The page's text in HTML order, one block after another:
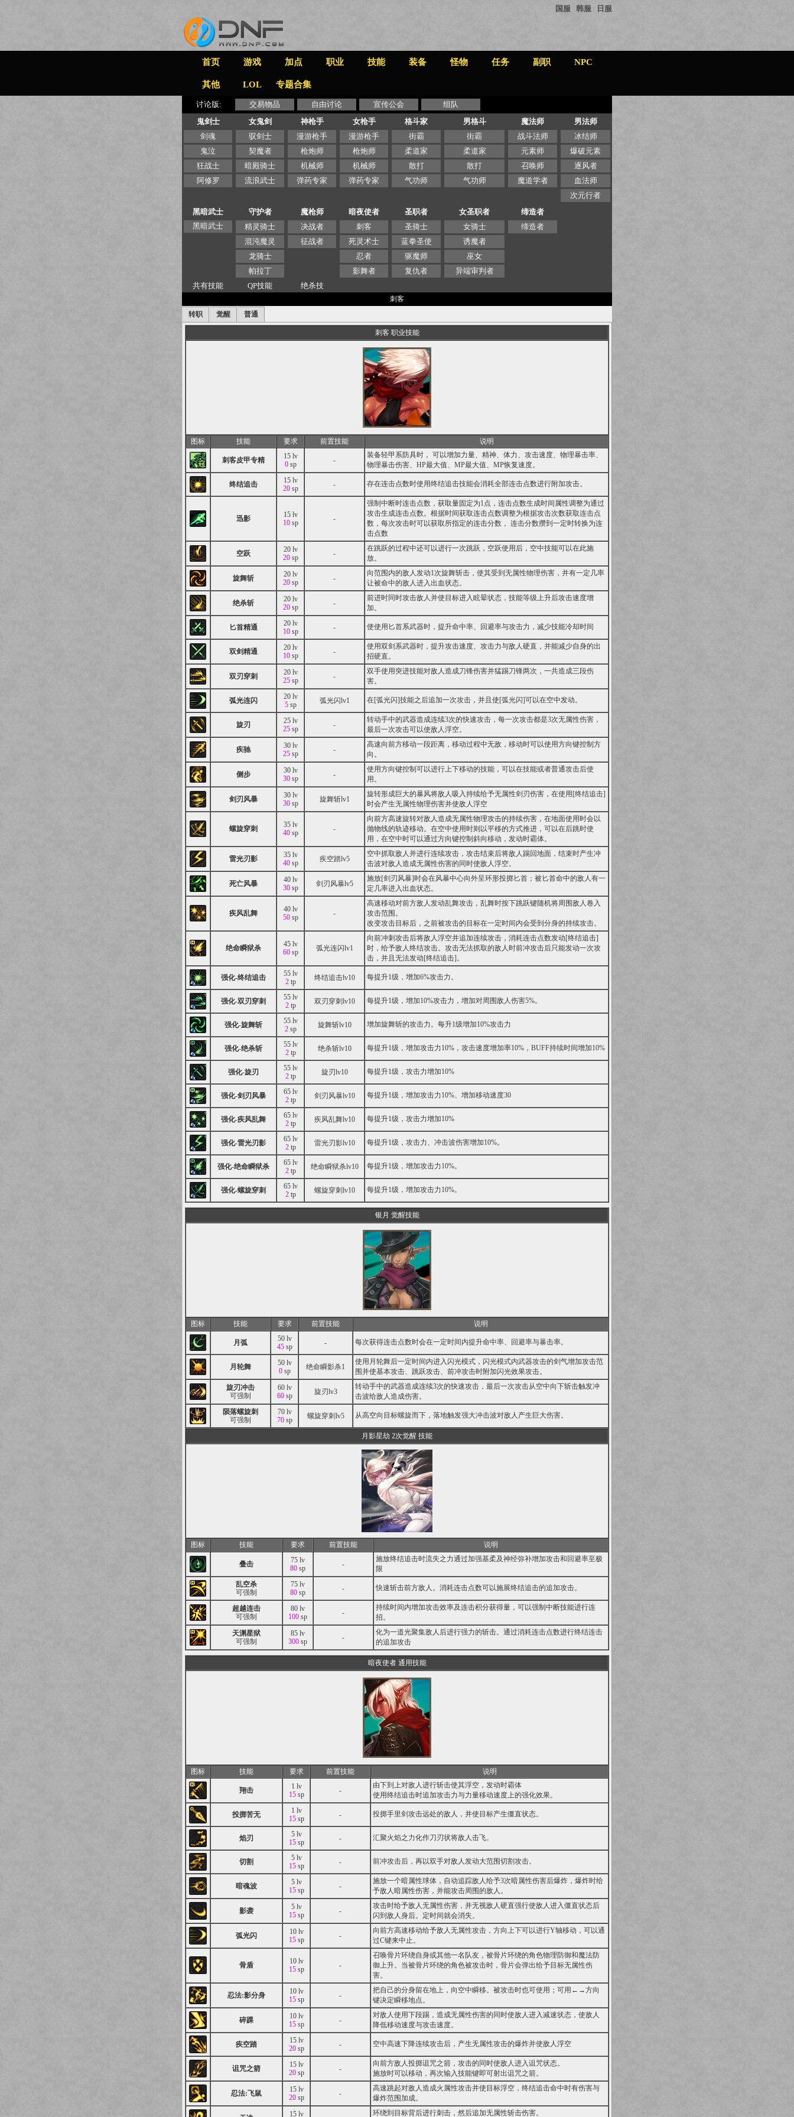
国服 韩服 日服
首页 游戏 加点 职业 技能 装备 怪物 任务 副职 NPC
其他 LOL 专题合集
讨论版: 交易物品 自由讨论 宣传公会
组队
鬼剑士
剑魂
鬼泣
狂战士
阿修罗
女鬼剑
驭剑士
契魔者
暗殿骑士
流浪武士
神枪手
漫游枪手
枪炮师
机械师
弹药专家
女枪手
漫游枪手
枪炮师
机械师
弹药专家
格斗家
街霸
柔道家
散打
气功师
男格斗
街霸
柔道家
散打
气功师
魔法师
战斗法师
元素师
召唤师
魔道学者
男法师
冰结师
爆破元素
逐风者
血法师
次元行者
黑暗武士
黑暗武士
守护者
精灵骑士
混沌魔灵
龙骑士
帕拉丁
魔枪师
决战者
征战者
暗夜使者
刺客
死灵术士
忍者
影舞者
圣职者
圣骑士
蓝拳圣使
驱魔师
复仇者
女圣职者
女骑士
诱魔者
巫女
异端审判者
缔造者
缔造者
共有技能 QP技能 绝杀技
刺客
转职
觉醒 普通
刺客 职业技能
图标 技能 要求 前置技能 说明
刺客皮甲专精
15 lv
0sp -
装备轻甲系防具时， 可以增加力量、精神、体力、攻击速度、物理暴击率、
物理暴击伤害、HP最大值、MP最大值、MP恢复速度。
终结追击
15 lv
20sp - 存在连击点数时使用终结追击技能会消耗全部连击点数进行附加攻击。
迅影
15 lv
10sp -
强制中断时连击点数，获取量固定为1点，连击点数生成时间属性调整为通过
攻击生成连击点数。根据时间获取连击点数调整为根据攻击次数获取连击点
数，每次攻击时可以获取所指定的连击分数， 连击分数攒到一定时转换为连
击点数
空跃
20 lv
20sp -
在跳跃的过程中还可以进行一次跳跃，空跃使用后，空中技能可以在此施
放。
旋舞斩
20 lv
20sp -
向范围内的敌人发动1次旋舞斩击，使其受到无属性物理伤害，并有一定几率
让被命中的敌人进入出血状态。
绝杀斩
20 lv
20sp -
前进时同时攻击敌人并使目标进入眩晕状态，技能等级上升后攻击速度增
加。
匕首精通
20 lv
10sp - 使使用匕首系武器时，提升命中率、回避率与攻击力，减少技能冷却时间
双剑精通
20 lv
10sp -
使用双剑系武器时，提升攻击速度、攻击力与敌人硬直，并能减少自身的出
招硬直。
双刃穿刺
20 lv
25 sp -
双手使用突进技能对敌人造成刀锋伤害并猛踢刀锋两次，一共造成三段伤
害。
弧光连闪
20 lv
5sp 弧光闪lv1 在[弧光闪]技能之后追加一次攻击，并且使[弧光闪]可以在空中发动。
旋刃
25 lv
25sp -
转动手中的武器造成连续3次的快速攻击，每一次攻击都是3次无属性伤害，
最后一次攻击可以使敌人浮空。
疾驰
30 lv
25sp -
高速向前方移动一段距离，移动过程中无敌，移动时可以使用方向键控制方
向。
侧步
30 lv
30 sp -
使用方向键控制可以进行上下移动的技能，可以在技能或者普通攻击后使
用。
剑刃风暴
30 lv
30 sp 旋舞斩lv1
旋转形成巨大的暴风将敌人吸入持续给予无属性剑刃伤害，在使用[终结追击]
时会产生无属性物理伤害并使敌人浮空
螺旋穿刺
35 lv
40sp -
向前方高速旋转对敌人造成无属性物理攻击的持续伤害，在地面使用时会以
抛物线的轨迹移动。在空中使用时则以平移的方式推进，可以在后跳时使
用，在空中时可以通过方向键控制斜向移动，发动时霸体。
雷光刃影
35 lv
40sp 疾空踏lv5
空中抓取敌人并进行连续攻击，攻击结束后将敌人踢回地面，结束时产生冲
击波对敌人造成无属性伤害的同时使敌人浮空。
死亡风暴
40 lv
30sp 剑刃风暴lv5
施放[剑刃风暴]时会在风暴中心向外呈环形投掷匕首；被匕首命中的敌人有一
定几率进入出血状态。
疾风乱舞
40 lv
50sp -
高速移动对前方敌人发动乱舞攻击，乱舞时按下跳跃键随机将周围敌人卷入
攻击范围。
改变攻击目标后，之前被攻击的目标在一定时间内会受到分身的持续攻击。
绝命瞬狱杀
45 lv
60sp 弧光连闪lv1
向前冲刺攻击后将敌人浮空并追加连续攻击，消耗连击点数发动[终结追击]
时，给予敌人终结攻击。攻击无法抓取的敌人时前冲攻击后只能发动一次攻
击，并且无法发动[终结追击]。
强化-终结追击
55 lv
2tp 终结追击lv10 每提升1级，增加6%攻击力。
强化-双刃穿刺
55 lv
2tp 双刃穿刺lv10 每提升1级，增加10%攻击力，增加对周围敌人伤害5%。
强化-旋舞斩
55 lv
2sp 旋舞斩lv10 增加旋舞斩的攻击力。每升1级增加10%攻击力
强化-绝杀斩
55 lv
2tp 绝杀斩lv10 每提升1级，增加攻击力10%，攻击速度增加率10%，BUFF持续时间增加10%
强化-旋刃
55 lv
2tp 旋刃lv10 每提升1级，攻击力增加10%
强化-剑刃风暴
65 lv
2tp 剑刃风暴lv10 每提升1级，增加攻击力10%、增加移动速度30
强化-疾风乱舞
65 lv
2tp 疾风乱舞lv10 每提升1级，攻击力增加10%
强化-雷光刃影
65 lv
2tp 雷光刃影lv10 每提升1级，攻击力、冲击波伤害增加10%。
强化-绝命瞬狱杀
65 lv
2tp 绝命瞬狱杀lv10 每提升1级，增加攻击力10%。
强化-螺旋穿刺
65 lv
2tp 螺旋穿刺lv10 每提升1级，增加攻击力10%。
银月 觉醒技能
图标 技能 要求 前置技能 说明
月弧
50 lv
45sp - 每次获得连击点数时会在一定时间内提升命中率、回避率与暴击率。
月轮舞
50 lv
0sp 绝命瞬影杀1
使用月轮舞后一定时间内进入闪光模式，闪光模式内武器攻击的剑气增加攻击范
围并使基本攻击、跳跃攻击、前冲攻击时附加闪光效果攻击。
旋刃冲击
可强制
60 lv
60sp 旋刃lv3
转动手中的武器造成连续3次的快速攻击，最后一次攻击从空中向下斩击触发冲
击波给敌人造成伤害。
陨落螺旋刺
可强制
70 lv
70sp 螺旋穿刺lv5 从高空向目标螺旋而下，落地触发强大冲击波对敌人产生巨大伤害。
月影星劫 2次觉醒 技能
图标 技能 要求 前置技能 说明
叠击
75 lv
80 sp -
施放终结追击时流失之力通过加强基柔及神经弥补增加攻击和回避率至极
限
乱空杀
可强制
75 lv
80 sp - 快速斩击前方敌人。消耗连击点数可以施展终结追击的追加攻击。
超越连击
可强制
80 lv
100 sp -
持续时间内增加攻击效率及连击积分获得量，可以强制中断技能进行连
招。
天渊星狱
可强制
85 lv
300 sp -
化为一道光聚集敌人后进行强力的斩击。通过消耗连击点数进行终结连击
的追加攻击
暗夜使者 通用技能
图标 技能 要求 前置技能 说明
翔击
1 lv
15sp -
由下到上对敌人进行斩击使其浮空，发动时霸体
使用终结追击时追加攻击力与力量移动速度上的强化效果。
投掷苦无
1 lv
15sp - 投掷手里剑攻击远处的敌人，并使目标产生僵直状态。
焰刃
5 lv
15sp - 汇聚火焰之力化作刀刃状将敌人击飞。
切割
5 lv
15sp - 前冲攻击后，再以双手对敌人发动大范围切割攻击。
暗魂波
5 lv
15sp -
施放一个暗属性球体，自动追踪敌人给予3次暗属性伤害后爆炸，爆炸时给
予敌人暗属性伤害，并能攻击周围的敌人。
影袭
5 lv
15sp -
攻击时给予敌人无属性伤害，并无视敌人硬直强行使敌人进入僵直状态后
闪到敌人身后。定时间就会消失。
弧光闪
10 lv
15sp -
向前方高速移动给予敌人无属性攻击，方向上下可以进行Y轴移动，可以通
过C键来中止。
骨盾
10 lv
15sp -
召唤骨片环绕自身或其他一名队友，被骨片环绕的角色物理防御和魔法防
御上升。当被骨片环绕的角色被攻击时，骨片会弹出给予目标无属性伤
害。
忍法:影分身
10 lv
15sp -
把自己的分身留在地上，向空中瞬移。被攻击时也可使用；可用←→方向
键决定瞬移地点。
碎踝
10 lv
15sp -
对敌人使用下段踢，造成无属性伤害的同时使敌人进入减速状态，使敌人
降低移动速度与攻击速度。
疾空踏
15 lv
20sp - 空中高速下降连续攻击后，产生无属性攻击的爆炸并使敌人浮空
诅咒之箭
15 lv
20sp -
向前方敌人投掷诅咒之箭，攻击的同时使敌人进入诅咒状态。
施放时可以移动，再次输入技能键即可射出诅咒之箭。
忍法:飞鼠
15 lv
20sp -
高速跳起对敌人造成火属性攻击并使目标浮空，终结追击命中时有伤害与
爆炸范围加成。
15 lv 环绕到目标背后进行刺击，然后追加无属性斩击伤害。